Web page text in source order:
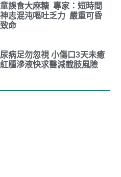
誤食大麻糖 專家：短時間
志混沌嘔吐乏力 嚴重可昏
命
病足勿忽視 小傷口3天未癒
腫滲液快求醫減截肢風險